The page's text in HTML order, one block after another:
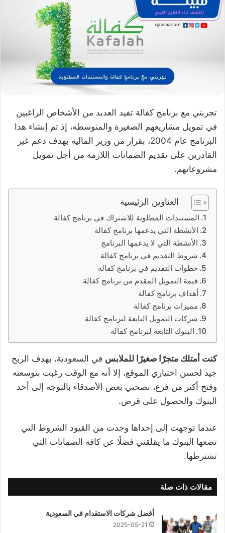
تجربتي مع برنامج كفالة تفيد العديد من الأشخاص الراغبين
في تمويل مشاريعهم الصغيرة والمتوسطة، إذ تم إنشاء هذا
البرنامج عام 2004، بقرار من وزير المالية بهدف دعم غير
القادرين على تقديم الضمانات اللازمة من أجل تمويل
مشروعاتهم.
العناوين الرئيسية
المستندات المطلوبة للاشتراك في برنامج كفالة
الأنشطة التي يدعمها برنامج كفالة
الأنشطة التي لا يدعمها البرنامج
شروط التقديم في برنامج كفالة
خطوات التقديم في برنامج كفالة
قيمة التمويل المقدم من برنامج كفالة
أهداف برنامج كفالة
مميزات برنامج كفالة
شركات التمويل التابعة لبرنامج كفالة
البنوك التابعة لبرنامج كفالة
كنت أمتلك متجرًا صغيرًا للملابس في السعودية، بهدف الربح
جيد لحسن اختياري الموقع، إلا أنه مع الوقت رغبت بتوسعته
وفتح أكثر من فرع، نصحني بعض الأصدقاء بالتوجه إلى أحد
البنوك والحصول على قرض.
عندما توجهت إلى إحداها وجدت من القيود الشروط التي
تضعها البنوك ما يقلقني فضلًا عن كافة الضمانات التي
تشترطها.
مقالات ذات صلة
أفضل شركات الاستقدام في السعودية
2025-05-21